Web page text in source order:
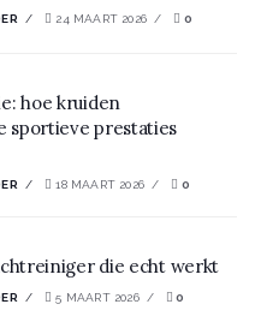
24 MAART 2026 0
hoe kruiden
sportieve prestaties
18 MAART 2026 0
die echt werkt
5 MAART 2026 0